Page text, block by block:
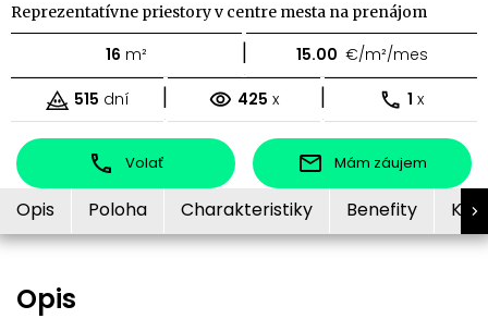
Reprezentatívne priestory v centre mesta na prenájom
16 m² | 15.00 €/m²/mes
515 dní | 425 x | 1 x
Volať Mám záujem
Opis Poloha Charakteristiky Benefity
Opis